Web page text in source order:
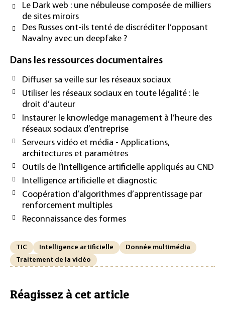
Le Dark web : une nébuleuse composée de milliers
de sites miroirs
Des Russes ont-ils tenté de discréditer l’opposant
Navalny avec un deepfake ?
Dans les ressources documentaires
Diffuser sa veille sur les réseaux sociaux
Utiliser les réseaux sociaux en toute légalité : le
droit d’auteur
Instaurer le knowledge management à l’heure des
réseaux sociaux d’entreprise
Serveurs vidéo et média - Applications,
architectures et paramètres
Outils de l’intelligence artificielle appliqués au CND
Intelligence artificielle et diagnostic
Coopération d’algorithmes d’apprentissage par
renforcement multiples
Reconnaissance des formes
TIC Intelligence artificielle
Donnée multimédia
Traitement de la vidéo
Réagissez à cet article